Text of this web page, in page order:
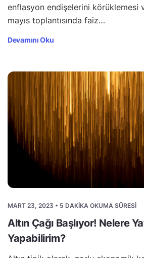
enflasyon endişelerini körüklemesi
mayıs toplantısında faiz…
Devamını Oku
MART 23, 2023 • 5 DAKIKA OKUMA SÜRESI
Altın Çağı Başlıyor! Nelere
Yapabilirim?